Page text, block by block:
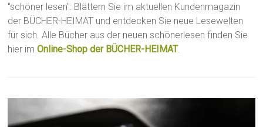
"schöner lesen": Blättern Sie im aktuellen Kundenmagazin
der BÜCHER-HEIMAT und entdecken Sie neue Lesewelten
für sich. Alle Bücher aus der neuen schönerlesen finden Sie
hier imOnline-Shop der BÜCHER-HEIMAT.